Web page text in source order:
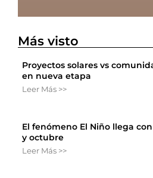
Más visto
Proyectos solares vs
en nueva etapa
Leer Más >>
El fenómeno El Niño llega
y octubre
Leer Más >>